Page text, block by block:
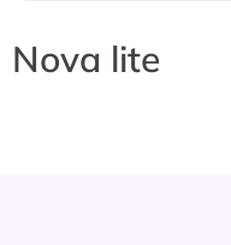
Nova lite